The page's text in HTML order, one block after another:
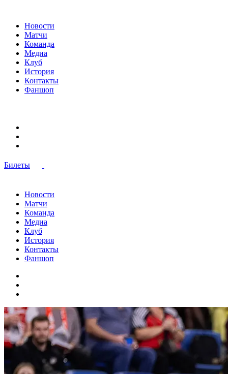
Новости
Матчи
Команда
Медиа
Клуб
История
Контакты
Фаншоп
Билеты
Новости
Матчи
Команда
Медиа
Клуб
История
Контакты
Фаншоп